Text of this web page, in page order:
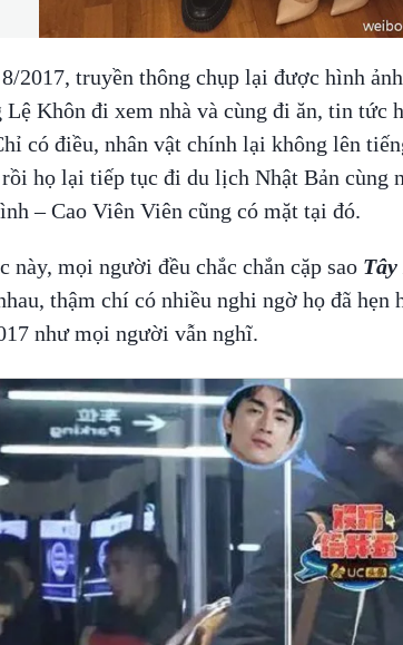
2017, truyền thông chụp lại được hình
Khôn đi xem nhà và cùng đi ăn, tin tức
có điều, nhân vật chính lại không lên
họ lại tiếp tục đi du lịch Nhật Bản cùng
– Cao Viên Viên cũng có mặt tại đó.
này, mọi người đều chắc chắn cặp sao
thậm chí có nhiều nghi ngờ họ đã hẹn
như mọi người vẫn nghĩ.